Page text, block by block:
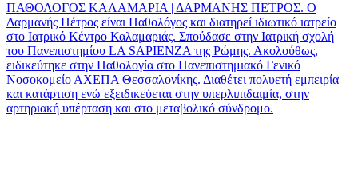
ΠΑΘΟΛΟΓΟΣ ΚΑΛΑΜΑΡΙΑ | ΔΑΡΜΑΝΗΣ ΠΕΤΡΟΣ. O
Δαρμανής Πέτρος είναι Παθολόγος και διατηρεί ιδιωτικό ιατρείο
στο Ιατρικό Κέντρο Καλαμαριάς. Σπούδασε στην Ιατρική σχολή
του Πανεπιστημίου LA SAPIENZA της Ρώμης. Ακολούθως,
ειδικεύτηκε στην Παθολογία στο Πανεπιστημιακό Γενικό
Νοσοκομείο ΑΧΕΠΑ Θεσσαλονίκης. Διαθέτει πολυετή εμπειρία
και κατάρτιση ενώ εξειδικεύεται στην υπερλιπιδαιμία, στην
αρτηριακή υπέρταση και στο μεταβολικό σύνδρομο.